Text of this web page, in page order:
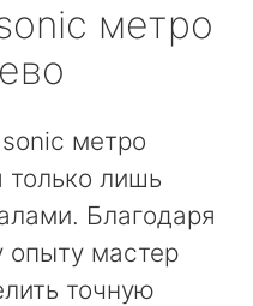
метро
метро
только лишь
Благодаря
опыту мастер
точную